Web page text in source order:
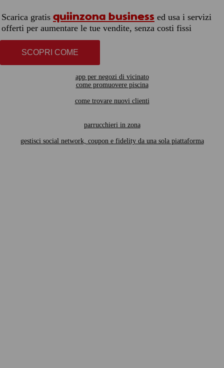
Scarica gratis quiinzona business ed usa i servizi
offerti per aumentare le tue vendite, senza costi fissi
SCOPRI COME
app per negozi di vicinato
come promuovere piscina
come trovare nuovi clienti
parrucchieri in zona
gestisci social network, coupon e fidelity da una sola piattaforma